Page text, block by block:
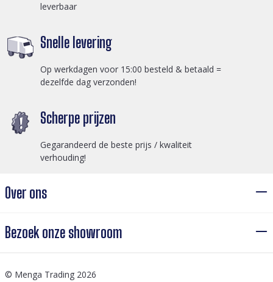
leverbaar
Snelle levering
Op werkdagen voor 15:00 besteld & betaald =
dezelfde dag verzonden!
Scherpe prijzen
Gegarandeerd de beste prijs / kwaliteit
verhouding!
Over ons
Bezoek onze showroom
© Menga Trading 2026